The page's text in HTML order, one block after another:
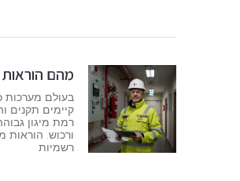
מהם הוראות
בעולם מערכות
קיימים תקנים
רמת מיגון
רשמיות